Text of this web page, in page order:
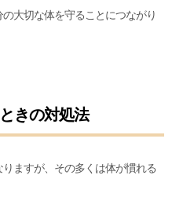
大切な体を守ることにつながり
きの対処法
ますが、その多くは体が慣れる